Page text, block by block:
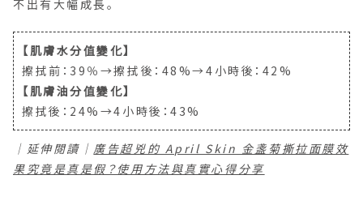
【肌膚油分值變化】
擦拭後：24%→4小時後：43%
｜延伸閱讀｜廣告超兇的 April Skin 金盞菊撕拉面膜效
果究竟是真是假？使用方法與真實心得分享
就是不甘心！再接再厲當凍膜厚敷！